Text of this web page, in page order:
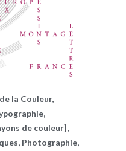
la Couleur,
de couleur],
Photographie,